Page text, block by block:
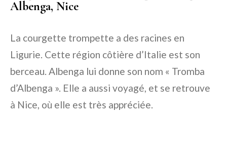
Albenga, Nice
La courgette trompette a des racines en
Ligurie. Cette région côtière d’Italie est son
berceau. Albenga lui donne son nom « Tromba
d’Albenga ». Elle a aussi voyagé, et se retrouve
à Nice, où elle est très appréciée.